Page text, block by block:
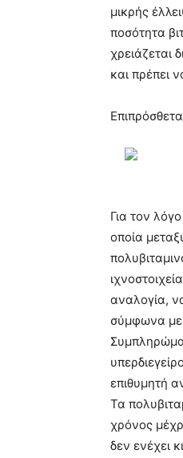
μικρής
ποσότητα
χρειάζεται
και πρέπει
Για τον
οποία
αναλογία,
σύμφωνα με
επιθυμητή
Τα
χρόνος
δεν ενέχει